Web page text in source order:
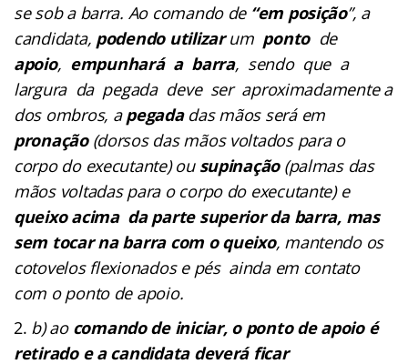
se sob a barra. Ao comando de “em posição”, a
candidata, podendo utilizarum pontode
apoio, empunhará a barra, sendo que a
largura da pegada deve ser aproximadamente a
dos ombros, apegadadas mãos será em
pronação(dorsos das mãos voltados para o
corpo do executante) ou supinação(palmas das
mãos voltadas para o corpo do executante) e
queixo acima da parte superior da barra, mas
sem tocar na barra com o queixo, mantendo os
cotovelos flexionados e pés ainda em contato
com o ponto de apoio.
b) ao comando de iniciar, o ponto de apoio é
retirado e a candidata deverá ficar